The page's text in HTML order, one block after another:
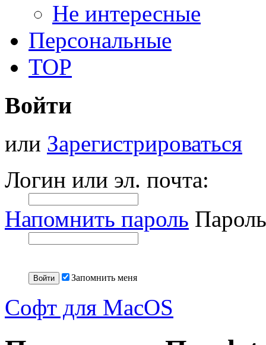
Не интересные
Персональные
TOP
Войти
или Зарегистрироваться
Логин или эл. почта:
Напомнить пароль
Запомнить меня
Софт для MacOS